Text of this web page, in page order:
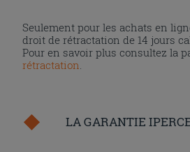
Seulement pour les achats en
droit de rétractation de 14 jours
Pour en savoir plus consultez la
rétractation
LA GARANTIE